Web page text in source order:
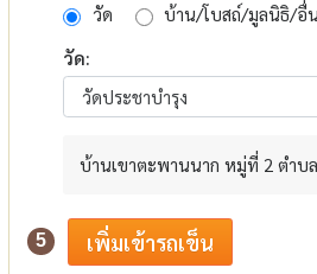
วัด
บ้าน/โบสถ์/มูลนิธิ/อื่
วัด:
บ้านเขาตะพานนาก หมู่ที่ 2 ตำบ
5